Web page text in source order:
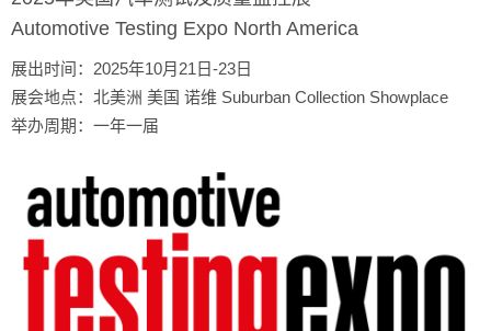
Automotive Testing Expo North America
展出时间：2025年10月21日-23日
展会地点：北美洲 美国 诺维 Suburban Collection Showplace
举办周期：一年一届